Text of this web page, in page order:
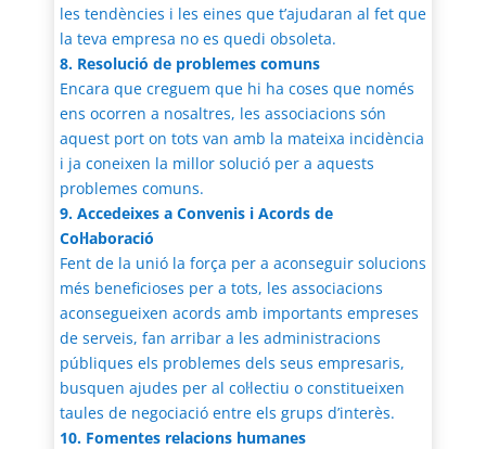
les tendències i les eines que t’ajudaran al fet que
la teva empresa no es quedi obsoleta.
8. Resolució de problemes comuns
Encara que creguem que hi ha coses que només
ens ocorren a nosaltres, les associacions són
aquest port on tots van amb la mateixa incidència
i ja coneixen la millor solució per a aquests
problemes comuns.
9. Accedeixes a Convenis i Acords de
Col·laboració
Fent de la unió la força per a aconseguir solucions
més beneficioses per a tots, les associacions
aconsegueixen acords amb importants empreses
de serveis, fan arribar a les administracions
públiques els problemes dels seus empresaris,
busquen ajudes per al col·lectiu o constitueixen
taules de negociació entre els grups d’interès.
10. Fomentes relacions humanes